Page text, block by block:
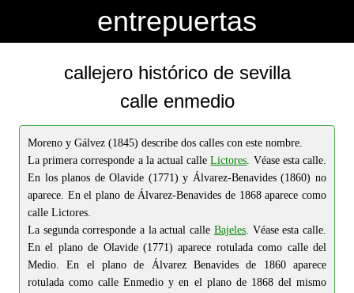
entrepuertas
callejero histórico de sevilla
calle enmedio
Moreno y Gálvez (1845) describe dos calles con este nombre.
La primera corresponde a la actual calleLictores. Véase esta calle.
En los planos de Olavide (1771) y Álvarez-Benavides (1860) no
aparece. En el plano de Álvarez-Benavides de 1868 aparece como
calle Lictores.
La segunda corresponde a la actual calle Bajeles. Véase esta calle.
En el plano de Olavide (1771) aparece rotulada como calle del
Medio. En el plano de Álvarez Benavides de 1860 aparece
rotulada como calle Enmedio y en el plano de 1868 del mismo